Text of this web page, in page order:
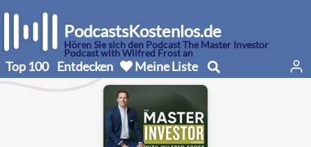
PodcastsKostenlos.de
Hören Sie sich den Podcast The Master Investor
Podcast with Wilfred Frost an
Top 100 Entdecken Meine Liste